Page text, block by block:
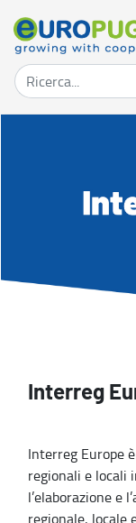
Interreg
Interreg Europe
regionali e locali
l’elaborazione e
regionale, locale